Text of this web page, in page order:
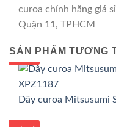
curoa chính hãng giá
Quận 11, TPHCM
SẢN PHẨM TƯƠNG
GIÁ TỐT
GIÁ SỈ
Dây curoa Mitsusumi